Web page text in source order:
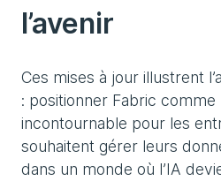
l’avenir
Ces mises à jour illustrent
: positionner Fabric
incontournable pour les
souhaitent gérer leurs
dans un monde où l’IA